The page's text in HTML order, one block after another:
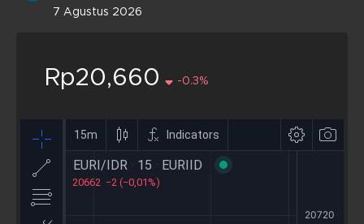
7 Agustus 2026
Rp20,660 -0.3%